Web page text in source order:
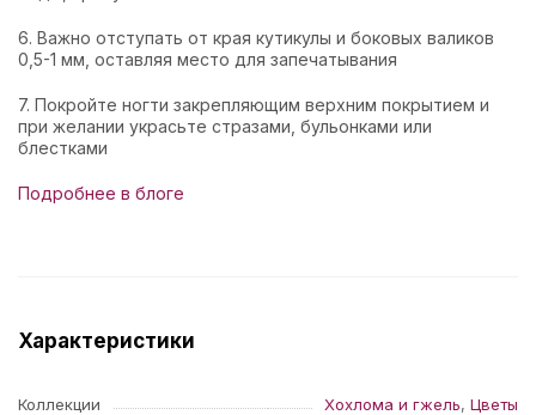
6. Важно отступать от края кутикулы и боковых валиков
0,5-1 мм, оставляя место для запечатывания
7. Покройте ногти закрепляющим верхним покрытием и
при желании украсьте стразами, бульонками или
блестками
Подробнее в блоге
Характеристики
Коллекции Хохлома и гжель, Цветы